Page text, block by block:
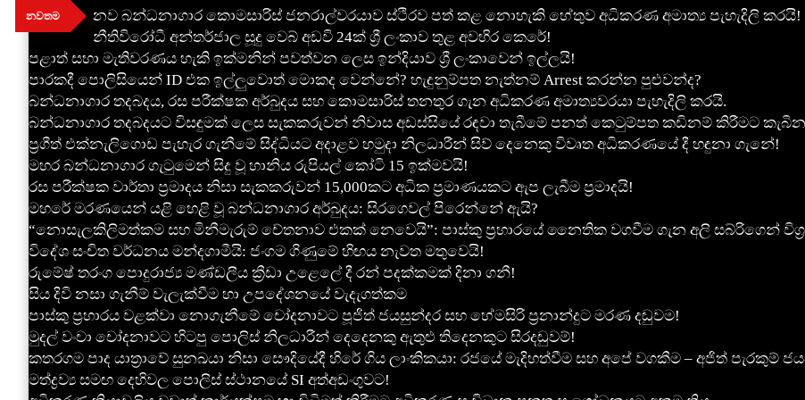
Skip
to
content
නවතම
නව බන්ධනාගාර කොමසාරිස් ජනරාල්වරයාව ස්ථිරව පත් කළ නොහැකි හේතුව අධිකරණ අමාත්‍ය පැහැදිලි කරයි!
නීතිවිරෝධී අන්තර්ජාල සූදු වෙබ් අඩවි 24ක් ශ්‍රී ලංකාව තුළ අවහිර කෙරේ!
පළාත් සභා මැතිවරණය හැකි ඉක්මනින් පවත්වන ලෙස ඉන්දියාව ශ්‍රී ලංකාවෙන් ඉල්ලයි!
පාරකදී පොලිසියෙන් ID එක ඉල්ලුවොත් මොකද වෙන්නේ? හැඳුනුම්පත නැත්නම් Arrest කරන්න පුළුවන්ද?
බන්ධනාගාර තදබදය, රස පරීක්ෂක අර්බුදය සහ කොමසාරිස් තනතුර ගැන අධිකරණ අමාත්‍යවරයා පැහැදිලි කරයි.
බන්ධනාගාර තදබදයට විසඳුමක් ලෙස සැකකරුවන් නිවාස අඩස්සියේ රඳවා තැබීමේ පනත් කෙටුම්පත කඩිනම් කිරීමට
ප්‍රගීත් එක්නැලිගොඩ පැහැර ගැනීමේ සිද්ධියට අදාළව හමුදා නිලධාරීන් සිව් දෙනෙකු විවෘත අධි­ක­ර­ණ­යේ දී හඳුනා ගැනේ!
මහර බන්ධනාගාර ගැටුමෙන් සිදු වූ හානිය රුපියල් කෝටි 15 ඉක්මවයි!
රස පරීක්ෂක වාර්තා ප්‍රමාදය නිසා සැකකරුවන් 15,000කට අධික ප්‍රමාණයකට ඇප ලැබීම ප්‍රමාදයි!
මහරේ මරණයෙන් යළි හෙළි වූ බන්ධනාගාර අර්බුදය: සිරගෙවල් පිරෙන්නේ ඇයි?
“නොසැලකිලිමත්කම සහ මිනීමැරුම් චේතනාව එකක් නෙවෙයි”: පාස්කු ප්‍රහාරයේ නෛතික වගවීම ගැන අලි සබ්රිගෙන්
විදේශ සංචිත වර්ධනය මන්දගාමීයි: ජංගම ගිණුමේ හිඟය නැවත මතුවෙයි!
රුමේෂ් තරංග පොදුරාජ්‍ය මණ්ඩලීය ක්‍රීඩා උළෙලේ දී රන් පදක්කමක් දිනා ගනී!
සිය දිවි නසා ගැනීම් වැලැක්වීම හා උපදේශනයේ වැදැගත්කම
පාස්කු ප්‍රහාරය වළක්වා නොගැනීමේ චෝදනාවට පූජිත් ජයසුන්දර සහ හේමසිරි ප්‍රනාන්දුට මරණ දඬුවම!
මුදල් වංචා චෝදනාවට හිටපු පොලිස් නිලධාරීන් දෙදෙනකු ඇතුළු තිදෙනකුට සිරදඬුවම්!
කතරගම පාද යාත්‍රාවේ සුනඛයා නිසා සෞදියේදී හිරේ ගිය ලාංකිකයා: රජයේ මැදිහත්වීම සහ අපේ වගකීම – අජිත් පැරකුම්
මත්ද්‍රව්‍ය සමඟ දෙහිවල පොලිස් ස්ථානයේ SI අත්අඩංගුවට!